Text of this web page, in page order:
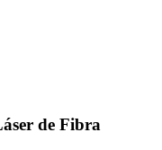
de Fibra